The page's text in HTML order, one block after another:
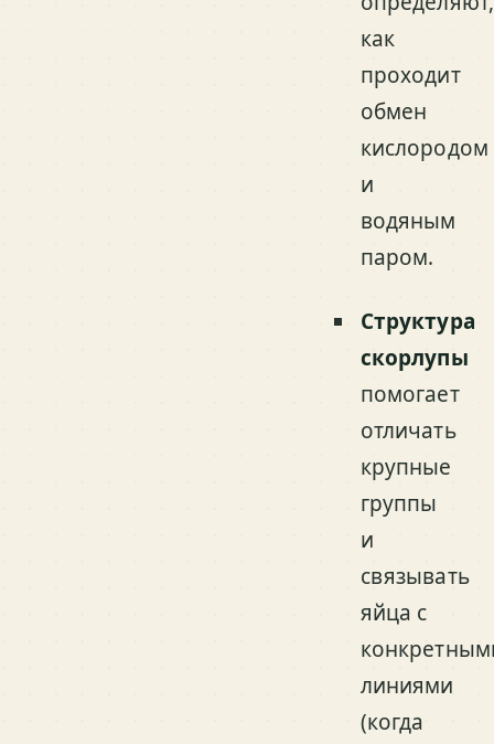
как
проходит
обмен
кислородом
и
водяным
паром.
Структура
скорлупы
помогает
отличать
крупные
группы
и
связывать
яйца с
линиями
(когда